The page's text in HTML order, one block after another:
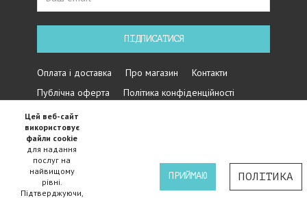
ПІДПИСАТИСЯ
Оплата і доставка Про магазин
Контакти
Публічна оферта
Політика конфіденційності
Цей веб-сайт
використовує
файли cookie
для надання
послуг на
найвищому
рівні.
Підтверджуючи,
ПРИЙМАЮ ПОЛІТИКА